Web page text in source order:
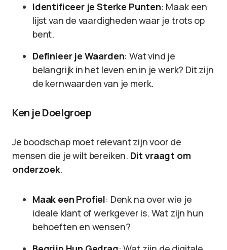
Identificeer je Sterke Punten: Maak een
lijst van de vaardigheden waar je trots op
bent.
Definieer je Waarden: Wat vind je
belangrijk in het leven en in je werk? Dit zijn
de kernwaarden van je merk.
Ken je Doelgroep
Je boodschap moet relevant zijn voor de
mensen die je wilt bereiken. Dit vraagt om
onderzoek.
Maak een Profiel: Denk na over wie je
ideale klant of werkgever is. Wat zijn hun
behoeften en wensen?